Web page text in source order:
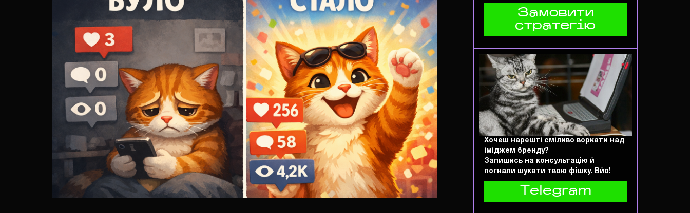
Хочеш нарешті сміливо воркати над
іміджем бренду?
Запишись на консультацію й
погнали шукати твою фішку. Вйо!
Telegram
Замовити
стратегію